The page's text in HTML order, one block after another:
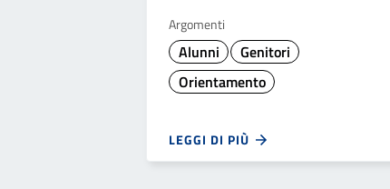
Argomenti
Alunni
Genitori
Orientamento
LEGGI DI PIÙ